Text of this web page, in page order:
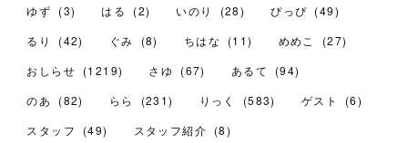
ゆず (3) はる (2) いのり (28) ぴっぴ (49)
るり
(42) ぐみ (8) ちはな (11) めめこ (27)
おしらせ (1219) さゆ (67) あるて (94)
のあ
(82) らら (231) りっく (583) ゲスト (6)
スタッフ
(49) スタッフ紹介 (8)